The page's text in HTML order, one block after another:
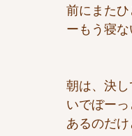
前にまた
ーもう寝
朝は、決
いでぼー
あるのだ